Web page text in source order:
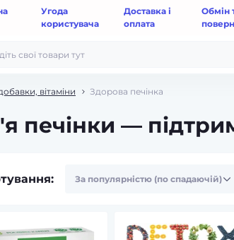
Угода
користувача
Доставка і
оплата
Обмін
вітаміни Здорова печінка
печінки —